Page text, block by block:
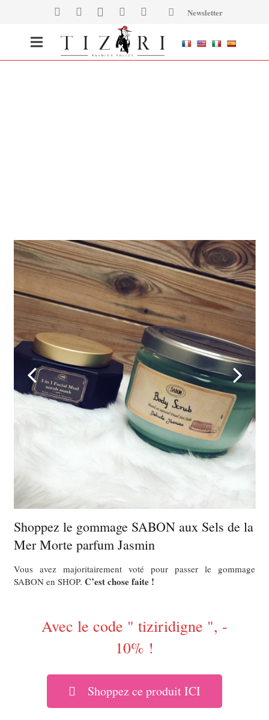
Newsletter
Shoppez le gommage SABON aux Sels de la
Mer Morte parfum Jasmin
Vous avez majoritairement voté pour passer le gommage
SABON en SHOP. C’est chose faite !
Avec le code " tiziridigne ", -
10% !
Shoppez ce produit ICI